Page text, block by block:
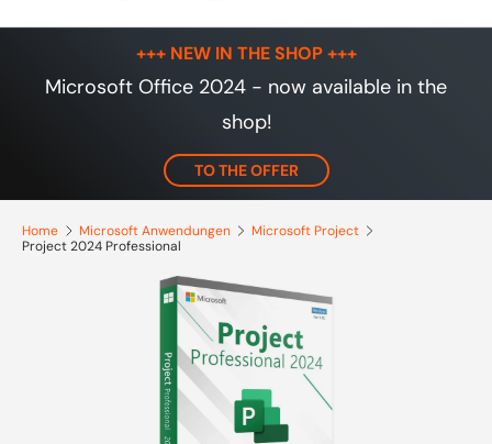
Search
+++ NEW IN THE SHOP +++
Microsoft Office 2024 - now available in the
shop!
TO THE OFFER
Home Microsoft Anwendungen
Microsoft Project
Project 2024 Professional
Skip to product information